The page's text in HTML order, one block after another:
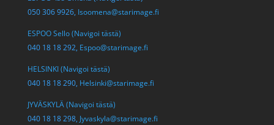
050 306 9926, Isoomena@starimage.fi
ESPOO Sello (Navigoi tästä)
040 18 18 292, Espoo@starimage.fi
HELSINKI (Navigoi tästä)
040 18 18 290, Helsinki@starimage.fi
JYVÄSKYLÄ (Navigoi tästä)
040 18 18 298, Jyvaskyla@starimage.fi